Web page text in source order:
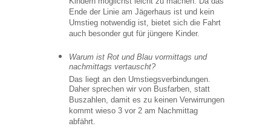
Ende der Linie am Jägerhaus ist und kein
Umstieg notwendig ist, bietet sich die Fahrt
auch besonder gut für jüngere Kinder.
Warum ist Rot und Blau vormittags und
nachmittags vertauscht?
Das liegt an den Umstiegsverbindungen.
Daher sprechen wir von Busfarben, statt
Buszahlen, damit es zu keinen Verwirrungen
kommt wieso 3 vor 2 am Nachmittag
abfährt.